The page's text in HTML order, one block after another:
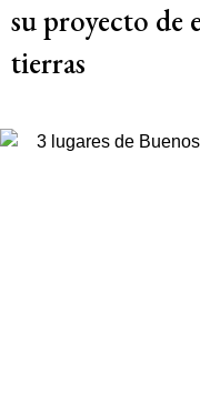
su proyecto de
tierras